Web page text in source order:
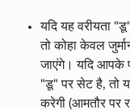
यदि यह वरीयता
तो कोहा केवल
जाएंगे। यदि आपके
"डू" पर सेट है, तो
करेगी (आमतौर पर